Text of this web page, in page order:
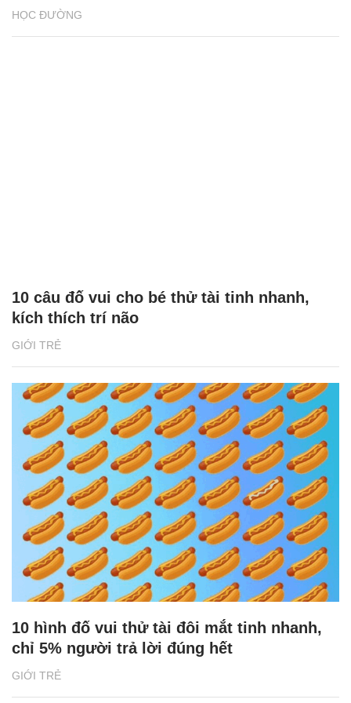
HỌC ĐƯỜNG
GIỚI TRẺ
10 câu đố vui cho bé thử tài tinh nhanh,
kích thích trí não
GIỚI TRẺ
10 hình đố vui thử tài đôi mắt tinh nhanh,
chỉ 5% người trả lời đúng hết